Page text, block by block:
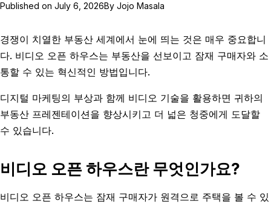
Published on July 6, 2026By Jojo Masala
경쟁이 치열한 부동산 세계에서 눈에 띄는 것은 매우 중요합니
다. 비디오 오픈 하우스는 부동산을 선보이고 잠재 구매자와 소
통할 수 있는 혁신적인 방법입니다.
디지털 마케팅의 부상과 함께 비디오 기술을 활용하면 귀하의
부동산 프레젠테이션을 향상시키고 더 넓은 청중에게 도달할
수 있습니다.
비디오 오픈 하우스란 무엇인가요?
비디오 오픈 하우스는 잠재 구매자가 원격으로 주택을 볼 수 있